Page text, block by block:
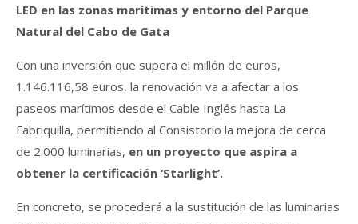
LED en las zonas marítimas y entorno del Parque
Natural del Cabo de Gata
Con una inversión que supera el millón de euros,
1.146.116,58 euros, la renovación va a afectar a los
paseos marítimos desde el Cable Inglés hasta La
Fabriquilla, permitiendo al Consistorio la mejora de cerca
de 2.000 luminarias, en un proyecto que aspira a
obtener la certificación ‘Starlight’.
En concreto, se procederá a la sustitución de las luminarias